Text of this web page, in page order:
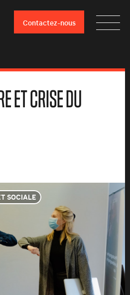
Contactez-nous
ET CRISE DU
SOCIALE